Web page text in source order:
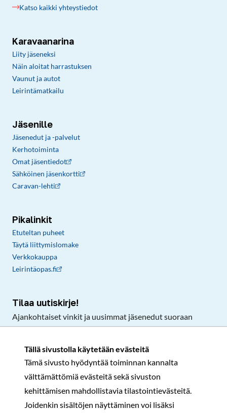
Tällä sivustolla käytetään evästeitä
Tämä sivusto hyödyntää toiminnan kannalta
välttämättömiä evästeitä sekä sivuston
kehittämisen mahdollistavia tilastointievästeitä.
Joidenkin sisältöjen näyttäminen voi lisäksi
Katso kaikki yhteystiedot
Karavaanarina
Liity jäseneksi
Näin aloitat harrastuksen
Vaunut ja autot
Leirintämatkailu
Jäsenille
Jäsenedut ja -palvelut
Kerhotoiminta
Omat jäsentiedot
Sähköinen jäsenkortti
Caravan-lehti
Pikalinkit
Etuteltan puheet
Täytä liittymislomake
Verkkokauppa
Leirintäopas.fi
Tilaa uutiskirje!
Ajankohtaiset vinkit ja uusimmat jäsenedut suoraan